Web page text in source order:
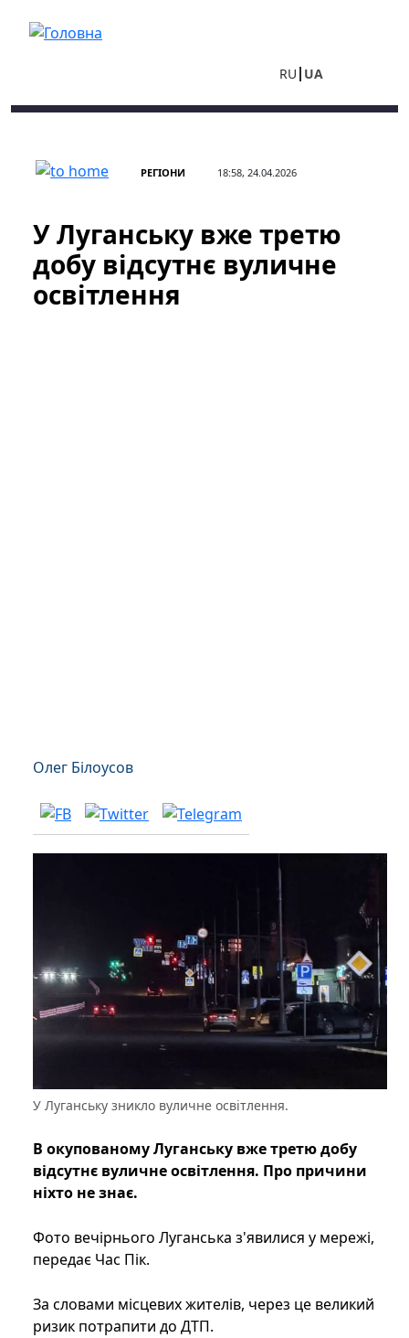
RU UA
РЕГІОНИ 18:58, 24.04.2026
У Луганську вже третю
добу відсутнє вуличне
освітлення
Олег Білоусов
У Луганську зникло вуличне освітлення.
В окупованому Луганську вже третю добу
відсутнє вуличне освітлення. Про причини
ніхто не знає.
Фото вечірнього Луганська з'явилися у мережі,
передає Час Пік.
За словами місцевих жителів, через це великий
ризик потрапити до ДТП.